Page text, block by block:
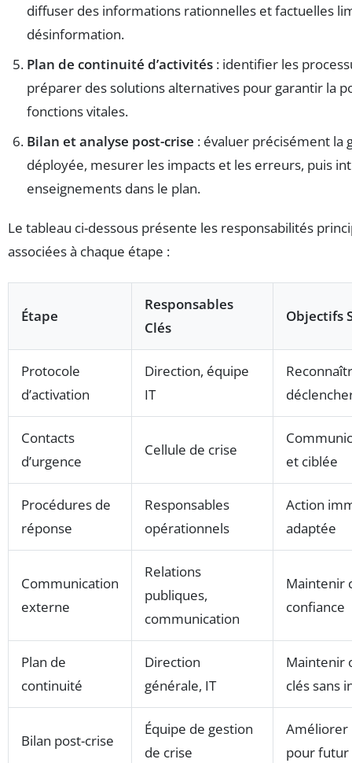
diffuser des informations rationnelles et factuelles
désinformation.
Plan de continuité d’activités : identifier les
préparer des solutions alternatives pour garantir la
fonctions vitales.
Bilan et analyse post-crise : évaluer précisément la
déployée, mesurer les impacts et les erreurs, puis
enseignements dans le plan.
Le tableau ci-dessous présente les responsabilités
associées à chaque étape :
Étape
Responsables
Clés
Objectifs
Protocole
d’activation
Direction, équipe
IT
Contacts
d’urgence
Cellule de crise
et ciblée
Procédures de
réponse
Responsables
opérationnels
Action
adaptée
Communication
externe
Relations
publiques,
communication
Maintenir
confiance
Plan de
continuité
Direction
générale, IT
Maintenir
clés sans
Bilan post-crise
Équipe de gestion
de crise
Améliorer
pour futur